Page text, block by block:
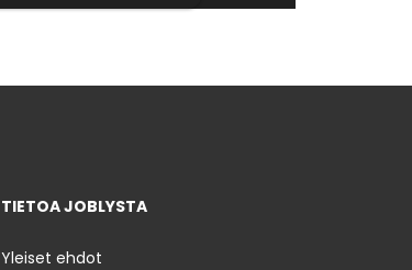
TIETOA JOBLYSTA
Yleiset ehdot